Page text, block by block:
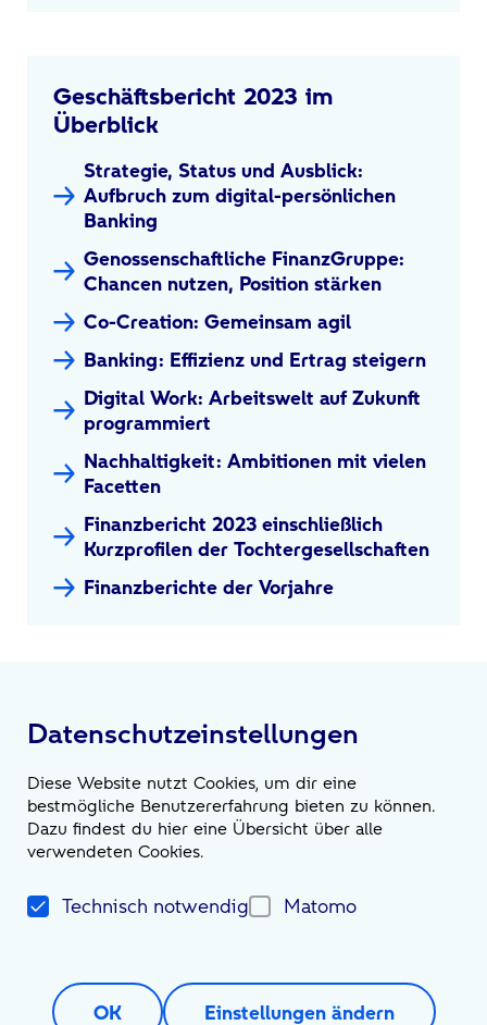
Datenschutzeinstellungen
Diese Website nutzt Cookies, um dir eine
bestmögliche Benutzererfahrung bieten zu können.
Dazu findest du hier eine Übersicht über alle
verwendeten Cookies.
Technisch notwendig Matomo
OK Einstellungen ändern
Geschäftsbericht 2023 im
Überblick
Strategie, Status und Ausblick:
Aufbruch zum digital-persönlichen
Banking
Genossenschaftliche FinanzGruppe:
Chancen nutzen, Position stärken
Co-Creation: Gemeinsam agil
Banking: Effizienz und Ertrag steigern
Digital Work: Arbeitswelt auf Zukunft
programmiert
Nachhaltigkeit: Ambitionen mit vielen
Facetten
Finanzbericht 2023 einschließlich
Kurzprofilen der Tochtergesellschaften
Finanzberichte der Vorjahre
Impressum Kontakt
Datenschutzerklärung
Datenschutzerklärung
Anfahrt Gender-Hinweis